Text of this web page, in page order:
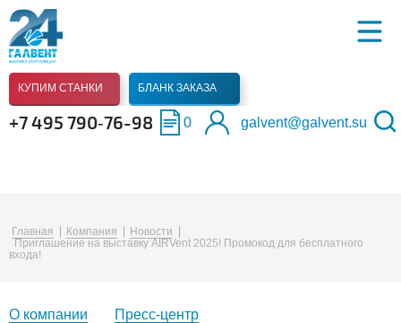
КУПИМ СТАНКИ БЛАНК ЗАКАЗА
+7 495 790‑76-98 0 galvent@galvent.su
Главная Компания
Новости
Приглашение на выставку AIRVent 2025! Промокод для бесплатного
входа!
О компании
Пресс-центр